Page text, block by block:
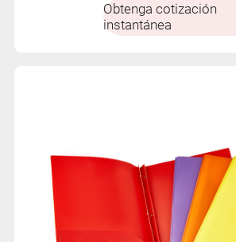
Obtenga cotización
instantánea